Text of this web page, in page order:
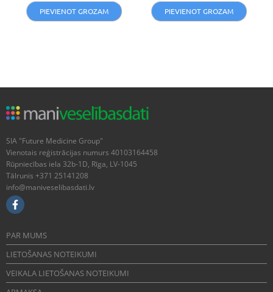
PIEVIENOT GROZAM PIEVIENOT GROZAM
SIA "Future Medicine Group"
Vienotais reģistrācijas numurs 40103164458
Rūpniecības iela 32b-1D, Rīga, LV-1045
Tālrunis +371 25141208
info@maniveselibasdati.lv
PAR MUMS
LIETOŠANAS NOTEIKUMI
VEIKALA LIETOŠANAS NOTEIKUMI